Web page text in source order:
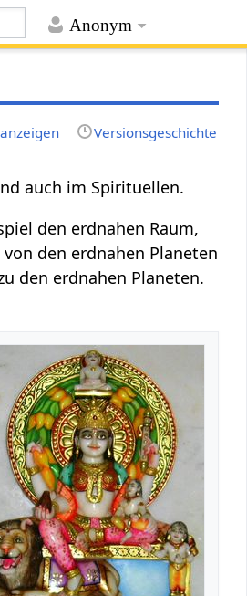
Anonym
Versionsgeschichte
auch im Spirituellen.
den erdnahen Raum,
den erdnahen Planeten
den erdnahen Planeten.